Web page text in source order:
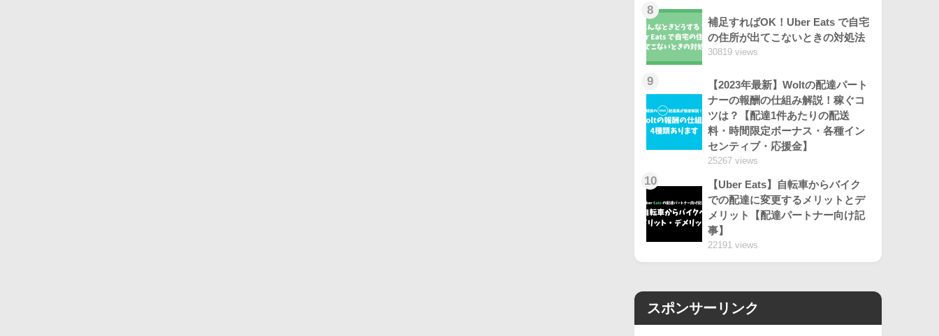
8
補足すればOK！Uber Eats で自宅
の住所が出てこないときの対処法
30819 views
9
【2023年最新】Woltの配達パート
ナーの報酬の仕組み解説！稼ぐコ
ツは？【配達1件あたりの配送
料・時間限定ボーナス・各種イン
センティブ・応援金】
25267 views
10
【Uber Eats】自転車からバイク
での配達に変更するメリットとデ
メリット【配達パートナー向け記
事】
22191 views
スポンサーリンク